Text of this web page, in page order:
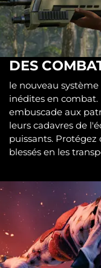
DES
le nouveau
inédites en
embuscade aux
leurs cadavres de
puissants. Protégez
blessés en les